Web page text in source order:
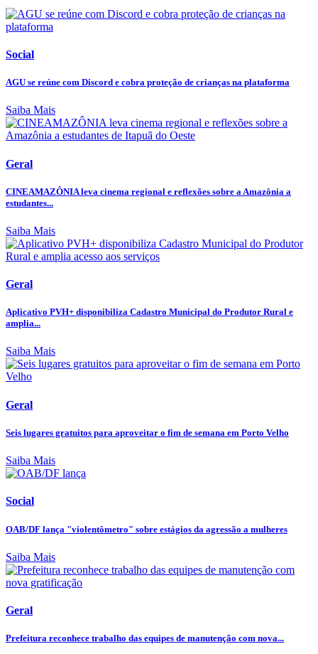
Social
AGU se reúne com Discord e cobra proteção de crianças na plataforma
Saiba Mais
Geral
CINEAMAZÔNIA leva cinema regional e reflexões sobre a Amazônia a
estudantes...
Saiba Mais
Geral
Aplicativo PVH+ disponibiliza Cadastro Municipal do Produtor Rural e
amplia...
Saiba Mais
Geral
Seis lugares gratuitos para aproveitar o fim de semana em Porto Velho
Saiba Mais
Social
OAB/DF lança "violentômetro" sobre estágios da agressão a mulheres
Saiba Mais
Geral
Prefeitura reconhece trabalho das equipes de manutenção com nova...